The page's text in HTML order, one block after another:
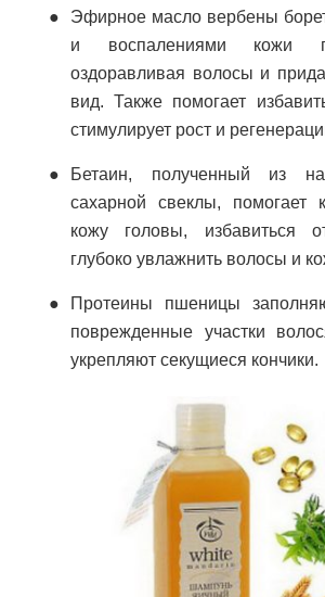
Эфирное масло вербены
и воспалениями кожи
оздоравливая волосы и
вид. Также помогает
стимулирует рост и
Бетаин, полученный из
сахарной свеклы, помогает
кожу головы, избавиться
глубоко увлажнить волосы и
Протеины пшеницы
поврежденные участки
укрепляют секущиеся кончики.